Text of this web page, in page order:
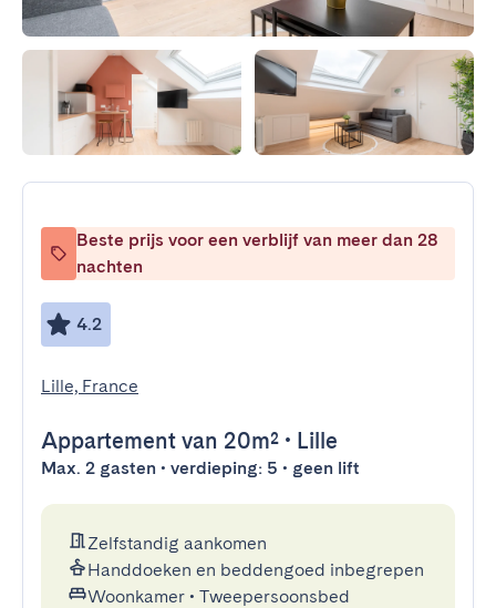
Beste prijs voor een verblijf van meer dan 28
nachten
4.2
Lille, France
Appartement van 20m² • Lille
Max. 2 gasten • verdieping: 5 • geen lift
Zelfstandig aankomen
Handdoeken en beddengoed inbegrepen
Woonkamer • Tweepersoonsbed